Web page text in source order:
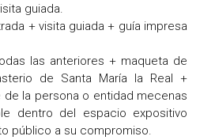
guiada.
+ visita guiada + guía impresa
las anteriores + maqueta de
de Santa María la Real +
de la persona o entidad mecenas
dentro del espacio expositivo
público a su compromiso.